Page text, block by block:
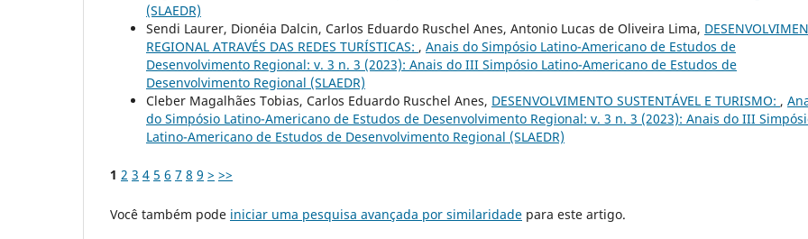
(SLAEDR)
Sendi Laurer, Dionéia Dalcin, Carlos Eduardo Ruschel Anes, Antonio Lucas de Oliveira Lima,
REGIONAL ATRAVÉS DAS REDES TURÍSTICAS: , Anais do Simpósio Latino-Americano de Estudos de
Desenvolvimento Regional: v. 3 n. 3 (2023): Anais do III Simpósio Latino-Americano de Estudos de
Desenvolvimento Regional (SLAEDR)
Cleber Magalhães Tobias, Carlos Eduardo Ruschel Anes, DESENVOLVIMENTO SUSTENTÁVEL E TURISMO: ,
do Simpósio Latino-Americano de Estudos de Desenvolvimento Regional: v. 3 n. 3 (2023): Anais do III
Latino-Americano de Estudos de Desenvolvimento Regional (SLAEDR)
1 2 3 4 5 6 7 8 9 > >>
Você também pode iniciar uma pesquisa avançada por similaridade para este artigo.